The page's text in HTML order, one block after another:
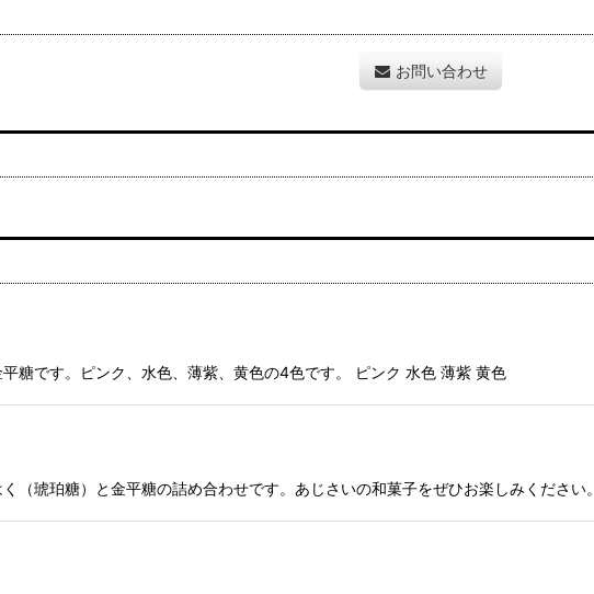
お問い合わせ
糖です。ピンク、水色、薄紫、黄色の4色です。 ピンク 水色 薄紫 黄色
く（琥珀糖）と金平糖の詰め合わせです。あじさいの和菓子をぜひお楽しみください。